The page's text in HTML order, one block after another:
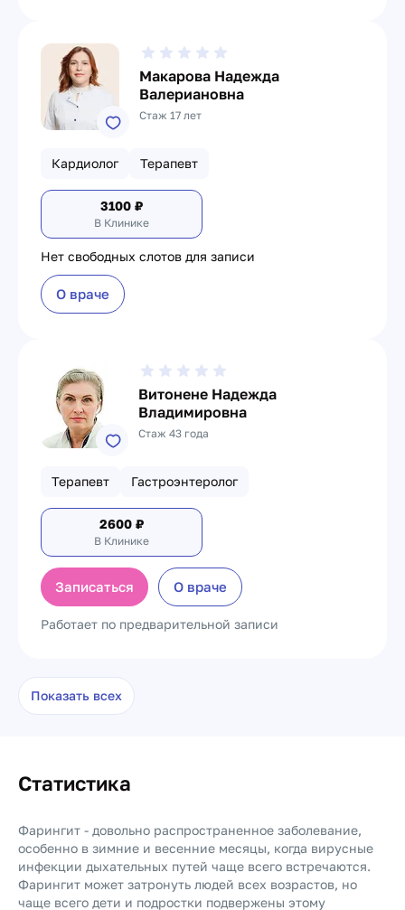
Макарова Надежда
Валериановна
Стаж 17 лет
Кардиолог Терапевт
3100 ₽
В Клинике
Нет свободных слотов для записи
О враче
Витонене Надежда
Владимировна
Стаж 43 года
Терапевт Гастроэнтеролог
2600 ₽
В Клинике
Записаться О враче
Работает по предварительной записи
Показать всех
Статистика
Фарингит - довольно распространенное заболевание,
особенно в зимние и весенние месяцы, когда вирусные
инфекции дыхательных путей чаще всего встречаются.
Фарингит может затронуть людей всех возрастов, но
чаще всего дети и подростки подвержены этому